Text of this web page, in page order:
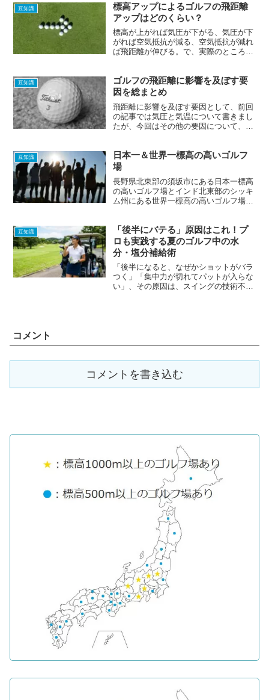
と…）。
豆知識
標高アップによるゴルフの飛距離
アップはどのくらい？
標高が上がれば気圧が下がる、気圧が下
がれば空気抵抗が減る、空気抵抗が減れ
ば飛距離が伸びる。で、実際のところ標
豆知識
ゴルフの飛距離に影響を及ぼす要
因を総まとめ
飛距離に影響を及ぼす要因として、前回
の記事では気圧と気温について書きまし
たが、今回はその他の要因について、い
豆知識
日本一＆世界一標高の高いゴルフ
場
長野県北東部の須坂市にある日本一標高
の高いゴルフ場とインド北東部のシッキ
ム州にある世界一標高の高いゴルフ場の
豆知識
「後半にバテる」原因はこれ！プ
ロも実践する夏のゴルフ中の水
分・塩分補給術
「後半になると、なぜかショットがバラ
つく」「集中力が切れてパットが入らな
い」、その原因は、スイングの技術不足
コメント
コメントを書き込む